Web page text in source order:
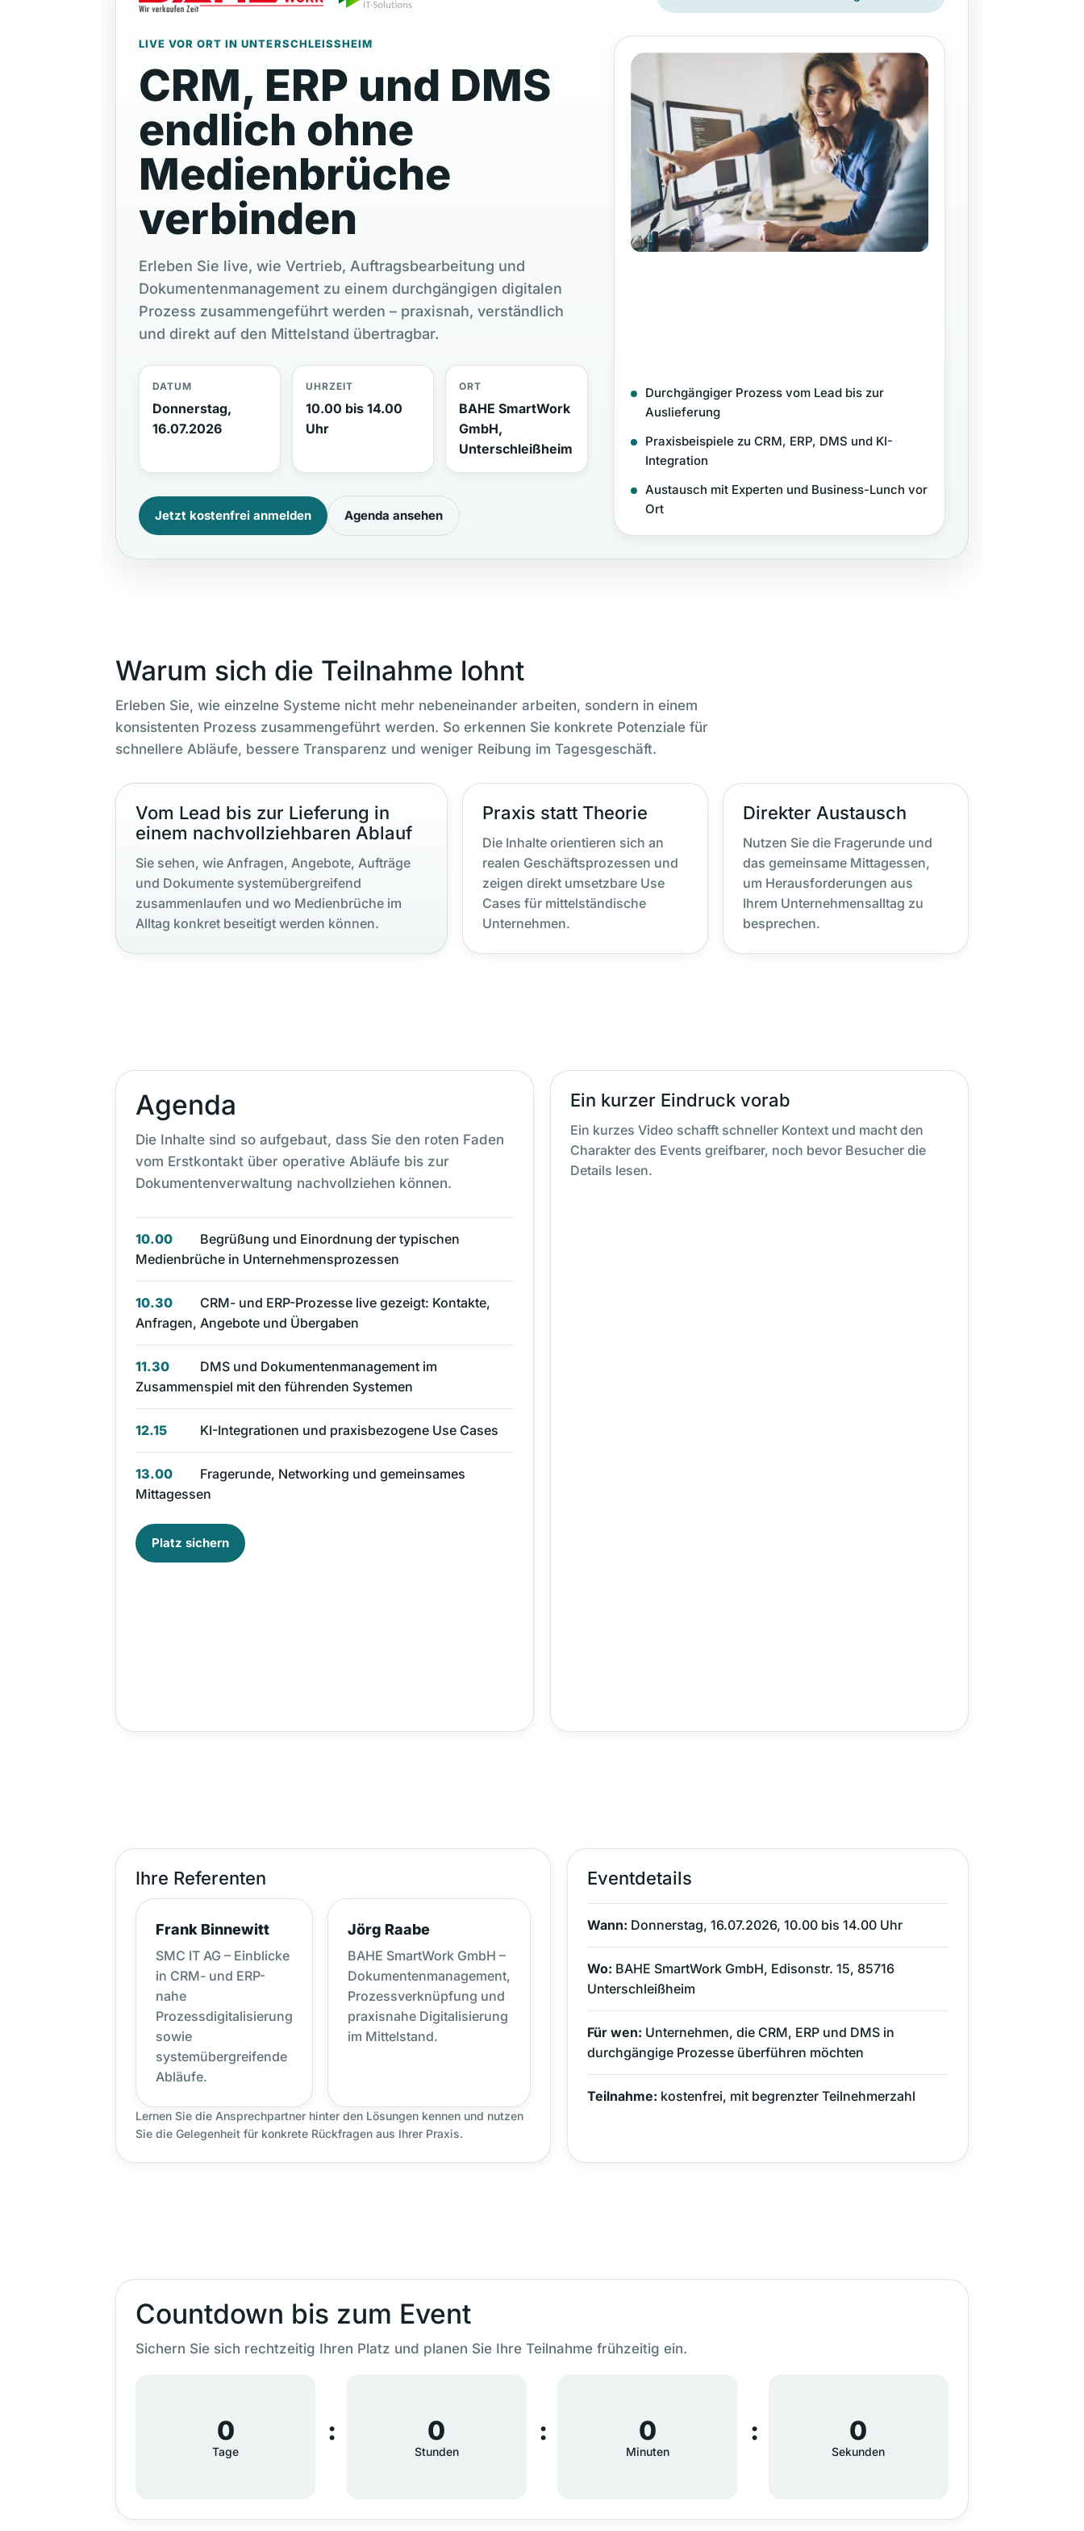
LIVE VOR ORT IN UNTERSCHLEISSHEIM
CRM, ERP und DMS
endlich ohne
Medienbrüche
verbinden
Erleben Sie live, wie Vertrieb, Auftragsbearbeitung und
Dokumentenmanagement zu einem durchgängigen digitalen
Prozess zusammengeführt werden – praxisnah, verständlich
und direkt auf den Mittelstand übertragbar.
DATUM
Donnerstag,
16.07.2026
UHRZEIT
10.00 bis 14.00
Uhr
ORT
BAHE SmartWork
GmbH,
Unterschleißheim
Jetzt kostenfrei anmelden Agenda ansehen
Durchgängiger Prozess vom Lead bis zur
Auslieferung
Praxisbeispiele zu CRM, ERP, DMS und KI-
Integration
Austausch mit Experten und Business-Lunch vor
Ort
Warum sich die Teilnahme lohnt
Erleben Sie, wie einzelne Systeme nicht mehr nebeneinander arbeiten, sondern in einem
konsistenten Prozess zusammengeführt werden. So erkennen Sie konkrete Potenziale für
schnellere Abläufe, bessere Transparenz und weniger Reibung im Tagesgeschäft.
Vom Lead bis zur Lieferung in
einem nachvollziehbaren Ablauf
Sie sehen, wie Anfragen, Angebote, Aufträge
und Dokumente systemübergreifend
zusammenlaufen und wo Medienbrüche im
Alltag konkret beseitigt werden können.
Praxis statt Theorie
Die Inhalte orientieren sich an
realen Geschäftsprozessen und
zeigen direkt umsetzbare Use
Cases für mittelständische
Unternehmen.
Direkter Austausch
Nutzen Sie die Fragerunde und
das gemeinsame Mittagessen,
um Herausforderungen aus
Ihrem Unternehmensalltag zu
besprechen.
Agenda
Die Inhalte sind so aufgebaut, dass Sie den roten Faden
vom Erstkontakt über operative Abläufe bis zur
Dokumentenverwaltung nachvollziehen können.
10.00
Begrüßung und Einordnung der typischen
Medienbrüche in Unternehmensprozessen
10.30
CRM- und ERP-Prozesse live gezeigt: Kontakte,
Anfragen, Angebote und Übergaben
11.30
DMS und Dokumentenmanagement im
Zusammenspiel mit den führenden Systemen
12.15 KI-Integrationen und praxisbezogene Use Cases
13.00
Fragerunde, Networking und gemeinsames
Mittagessen
Platz sichern
Ein kurzer Eindruck vorab
Ein kurzes Video schafft schneller Kontext und macht den
Charakter des Events greifbarer, noch bevor Besucher die
Details lesen.
Ihre Referenten
Frank Binnewitt
SMC IT AG – Einblicke
in CRM- und ERP-
nahe
Prozessdigitalisierung
sowie
systemübergreifende
Abläufe.
Jörg Raabe
BAHE SmartWork GmbH –
Dokumentenmanagement,
Prozessverknüpfung und
praxisnahe Digitalisierung
im Mittelstand.
Lernen Sie die Ansprechpartner hinter den Lösungen kennen und nutzen
Sie die Gelegenheit für konkrete Rückfragen aus Ihrer Praxis.
Eventdetails
Wann: Donnerstag, 16.07.2026, 10.00 bis 14.00 Uhr
Wo: BAHE SmartWork GmbH, Edisonstr. 15, 85716
Unterschleißheim
Für wen: Unternehmen, die CRM, ERP und DMS in
durchgängige Prozesse überführen möchten
Teilnahme: kostenfrei, mit begrenzter Teilnehmerzahl
Countdown bis zum Event
Sichern Sie sich rechtzeitig Ihren Platz und planen Sie Ihre Teilnahme frühzeitig ein.
0
Tage
0
Stunden
0
Minuten
0
Sekunden